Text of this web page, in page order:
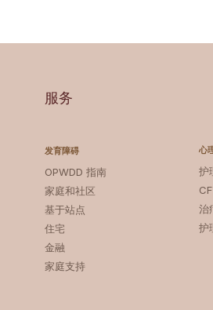
服务
发育障碍
OPWDD 指南
家庭和社区
基于站点
住宅
金融
家庭支持
心
护
治
护